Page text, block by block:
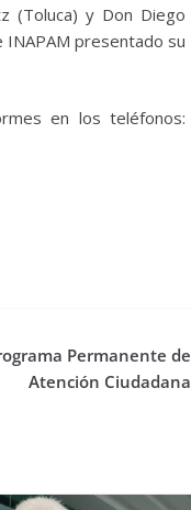
(Toluca) y Don Diego
presentado su
en los teléfonos:
Permanente de
Atención Ciudadana